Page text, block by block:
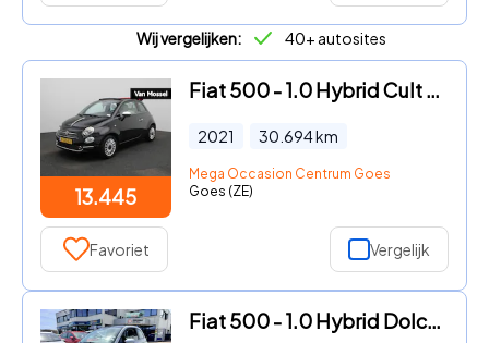
Wij vergelijken: 40+ autosites
13.445
Fiat 500 - 1.0 Hybrid Cult | Cabrio | LMV | DAB | Cruise control | Park
2021 30.694km
Mega Occasion Centrum Goes
Goes (ZE)
Favoriet Vergelijk
Fiat 500 - 1.0 Hybrid Dolcevita | Panoramadak